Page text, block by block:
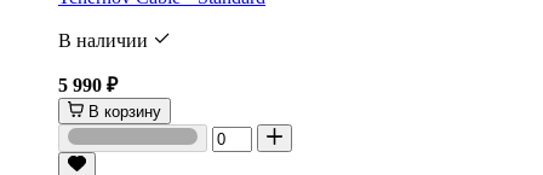
В наличии
5 990 ₽
В корзину